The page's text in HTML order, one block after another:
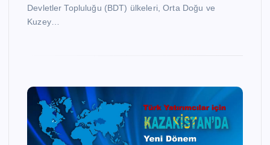
Devletler Topluluğu (BDT) ülkeleri, Orta Doğu ve
Kuzey…